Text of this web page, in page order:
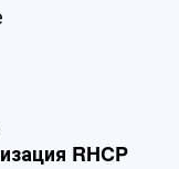
RHCP